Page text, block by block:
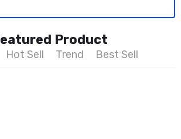
Product
Hot Sell Trend Best Sell